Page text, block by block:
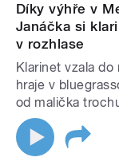
Díky výhře v
Janáčka si
v rozhlase
Klarinet vzala
hraje v
od malička